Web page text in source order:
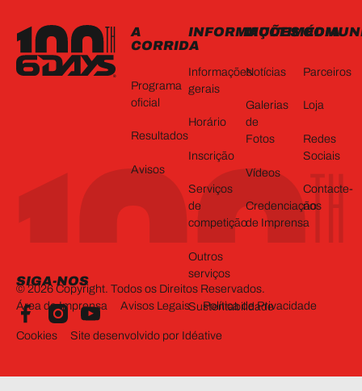
SIGA-NOS
A
CORRIDA
Programa
oficial
Resultados
Avisos
INFORMAÇÕES
Informações
gerais
Horário
Inscrição
Serviços
de
competição
Outros
serviços
Sustentabilidade
MULTIMÉDIA
Notícias
Galerias
de
Fotos
Vídeos
Credenciação
de Imprensa
Parceiros
Loja
Redes
Sociais
Contacte-
nos
©2026Copyright. Todos os Direitos Reservados.
Área de Imprensa
Avisos Legais Política de Privacidade
Cookies Site desenvolvido por Idéative